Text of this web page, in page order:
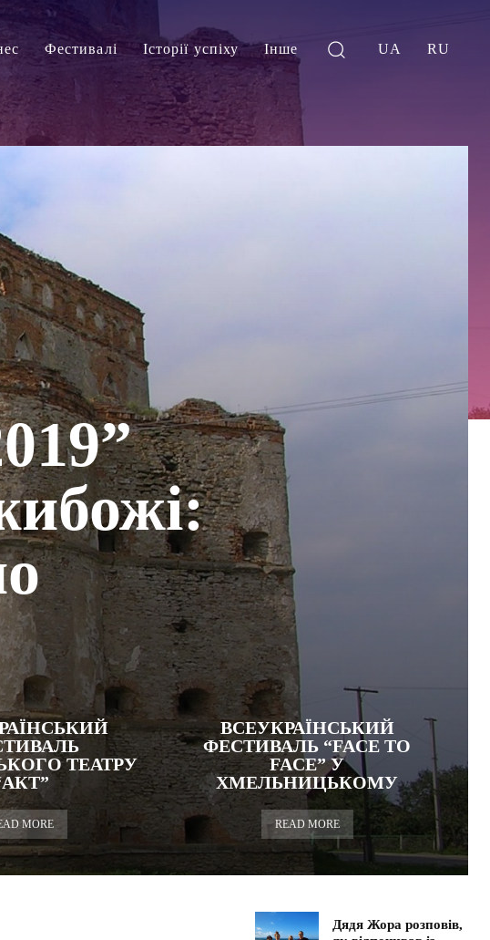
Фестивалі Історії успіху Інше UA RU
ТЕАТРУ
MORE
ВСЕУКРАЇНСЬКИЙ
ФЕСТИВАЛЬ “FACE TO
FACE” У
ХМЕЛЬНИЦЬКОМУ
READ MORE
Дядя Жора розповів,